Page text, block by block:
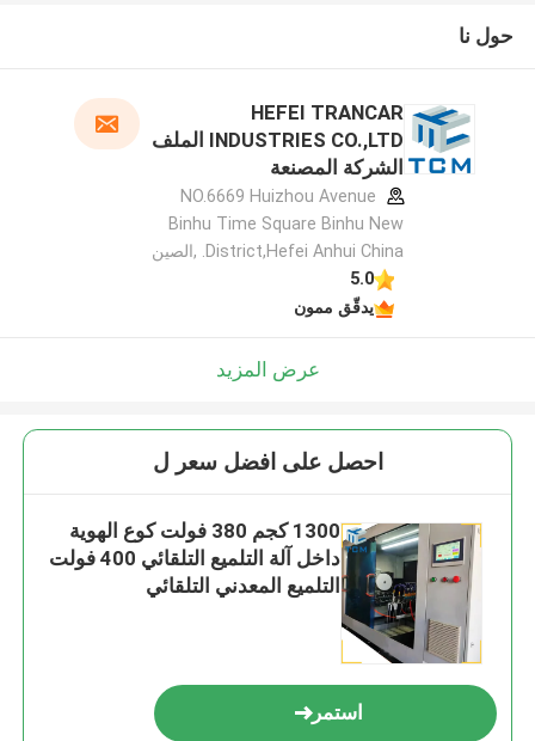
حول نا
HEFEI TRANCAR
INDUSTRIES CO.,LTD الملف
الشركة المصنعة
NO.6669 Huizhou Avenue
Binhu Time Square Binhu New
District,Hefei Anhui China. ,الصين
5.0
يدقّق ممون
عرض المزيد
احصل على افضل سعر ل
1300 كجم 380 فولت كوع الهوية
داخل آلة التلميع التلقائي 400 فولت
التلميع المعدني التلقائي
استمر